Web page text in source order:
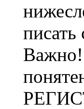
Важно!